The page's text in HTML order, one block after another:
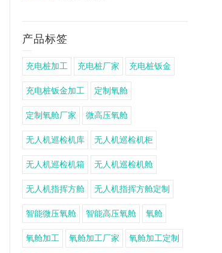
产品标签
充电桩加工 充电桩厂家 充电桩钣金
充电桩钣金加工 定制氧舱
定制氧舱厂家 微高压氧舱
无人机巡检机库 无人机巡检机柜
无人机巡检机箱 无人机巡检机舱
无人机指挥方舱 无人机指挥方舱定制
智能微压氧舱 智能高压氧舱 氧舱
氧舱加工 氧舱加工厂家 氧舱加工定制